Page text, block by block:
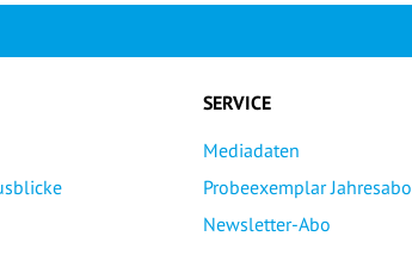
SERVICE
Mediadaten
Probeexemplar Jahresabo
Newsletter-Abo